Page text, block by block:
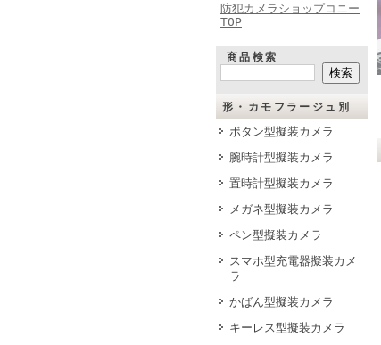
防犯カメラショップコニー
TOP
商品検索
形・カモフラージュ別
ボタン型擬装カメラ
腕時計型擬装カメラ
置時計型擬装カメラ
メガネ型擬装カメラ
ペン型擬装カメラ
スマホ型充電器擬装カメ
ラ
かばん型擬装カメラ
キーレス型擬装カメラ